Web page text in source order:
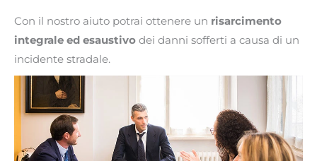
Con il nostro aiuto potrai ottenere un risarcimento
integrale ed esaustivo dei danni sofferti a causa di un
incidente stradale.